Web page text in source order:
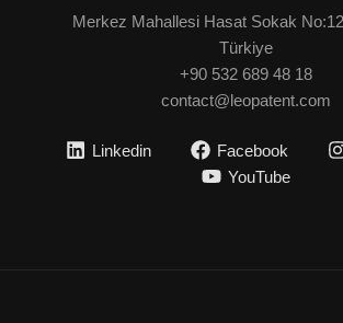
Merkez Mahallesi Hasat Sokak
Türkiye
+90 532 689 48 18
contact@leopatent.com
Linkedin Facebook
YouTube